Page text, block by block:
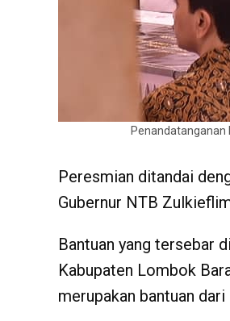
Penandatanganan
Peresmian ditandai
Gubernur NTB
Bantuan yang tersebar
Kabupaten Lombok
merupakan bantuan dari